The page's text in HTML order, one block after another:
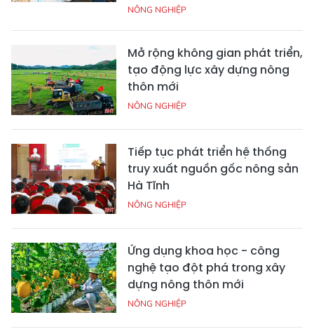
NÔNG NGHIỆP
Mở rộng không gian phát triển,
tạo động lực xây dựng nông
thôn mới
NÔNG NGHIỆP
Tiếp tục phát triển hệ thống
truy xuất nguồn gốc nông sản
Hà Tĩnh
NÔNG NGHIỆP
Ứng dụng khoa học - công
nghệ tạo đột phá trong xây
dựng nông thôn mới
NÔNG NGHIỆP